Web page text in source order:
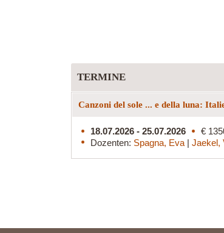
TERMINE
Canzoni del sole ... e della luna:
18.07.2026 - 25.07.2026
€
Dozenten: Spagna, Eva | Jaekel,